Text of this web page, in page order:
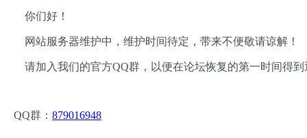
你们好！
网站服务器维护中，维护时间待定，带来不便敬请谅解！
请加入我们的官方QQ群，以便在论坛恢复的第一时间得到
QQ群： 879016948